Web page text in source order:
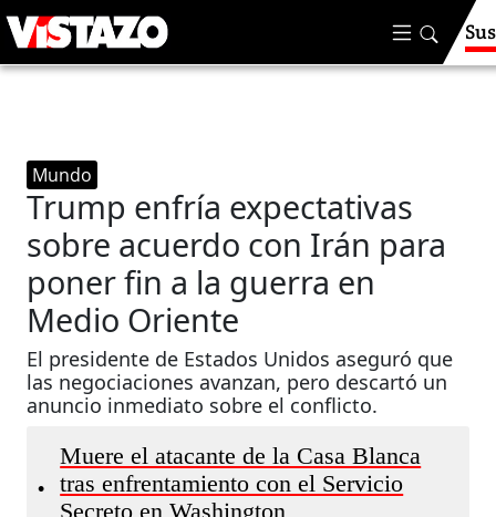
Mundo
Trump enfría expectativas
sobre acuerdo con Irán para
poner fin a la guerra en
Medio Oriente
El presidente de Estados Unidos aseguró que
las negociaciones avanzan, pero descartó un
anuncio inmediato sobre el conflicto.
•
Muere el atacante de la Casa Blanca
tras enfrentamiento con el Servicio
Secreto en Washington